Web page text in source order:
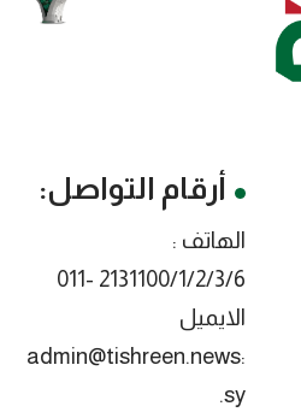
أرقام التواصل:
الهاتف :
2131100/1/2/3/6 -011
الايميل
:admin@tishreen.news
.sy